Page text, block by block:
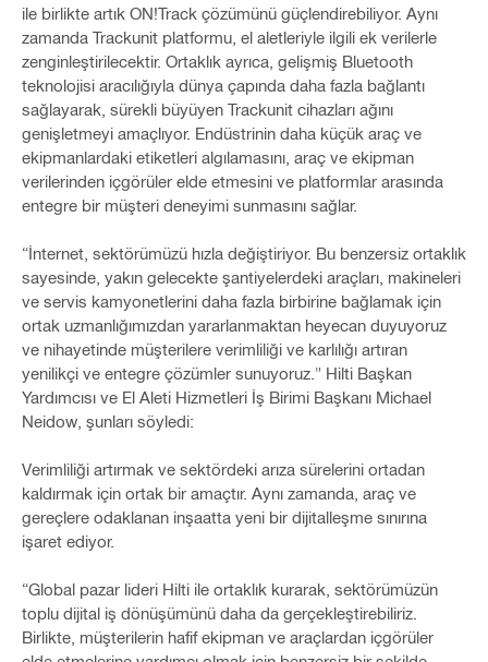
ile birlikte artık ON!Track çözümünü güçlendirebiliyor. Aynı
zamanda Trackunit platformu, el aletleriyle ilgili ek verilerle
zenginleştirilecektir. Ortaklık ayrıca, gelişmiş Bluetooth
teknolojisi aracılığıyla dünya çapında daha fazla bağlantı
sağlayarak, sürekli büyüyen Trackunit cihazları ağını
genişletmeyi amaçlıyor. Endüstrinin daha küçük araç ve
ekipmanlardaki etiketleri algılamasını, araç ve ekipman
verilerinden içgörüler elde etmesini ve platformlar arasında
entegre bir müşteri deneyimi sunmasını sağlar.
“İnternet, sektörümüzü hızla değiştiriyor. Bu benzersiz ortaklık
sayesinde, yakın gelecekte şantiyelerdeki araçları, makineleri
ve servis kamyonetlerini daha fazla birbirine bağlamak için
ortak uzmanlığımızdan yararlanmaktan heyecan duyuyoruz
ve nihayetinde müşterilere verimliliği ve karlılığı artıran
yenilikçi ve entegre çözümler sunuyoruz." Hilti Başkan
Yardımcısı ve El Aleti Hizmetleri İş Birimi Başkanı Michael
Neidow, şunları söyledi:
Verimliliği artırmak ve sektördeki arıza sürelerini ortadan
kaldırmak için ortak bir amaçtır. Aynı zamanda, araç ve
gereçlere odaklanan inşaatta yeni bir dijitalleşme sınırına
işaret ediyor.
“Global pazar lideri Hilti ile ortaklık kurarak, sektörümüzün
toplu dijital iş dönüşümünü daha da gerçekleştirebiliriz.
Birlikte, müşterilerin hafif ekipman ve araçlardan içgörüler